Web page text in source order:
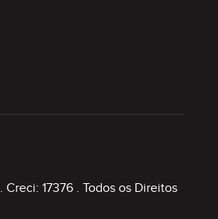
. Creci: 17376 . Todos os Direitos